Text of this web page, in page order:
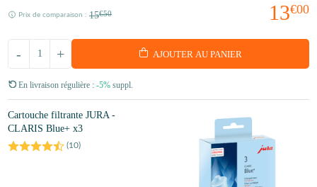
13€00
Prix de comparaison : 15€50
+
- AJOUTER AU PANIER
En livraison régulière : -5% suppl.
Cartouche filtrante JURA -
CLARIS Blue+ x3
(10)